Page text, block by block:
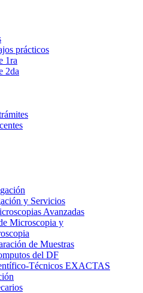
prácticos
1ra
2da
y Servicios
Avanzadas
Microscopia y
de Muestras
del DF
Técnicos EXACTAS